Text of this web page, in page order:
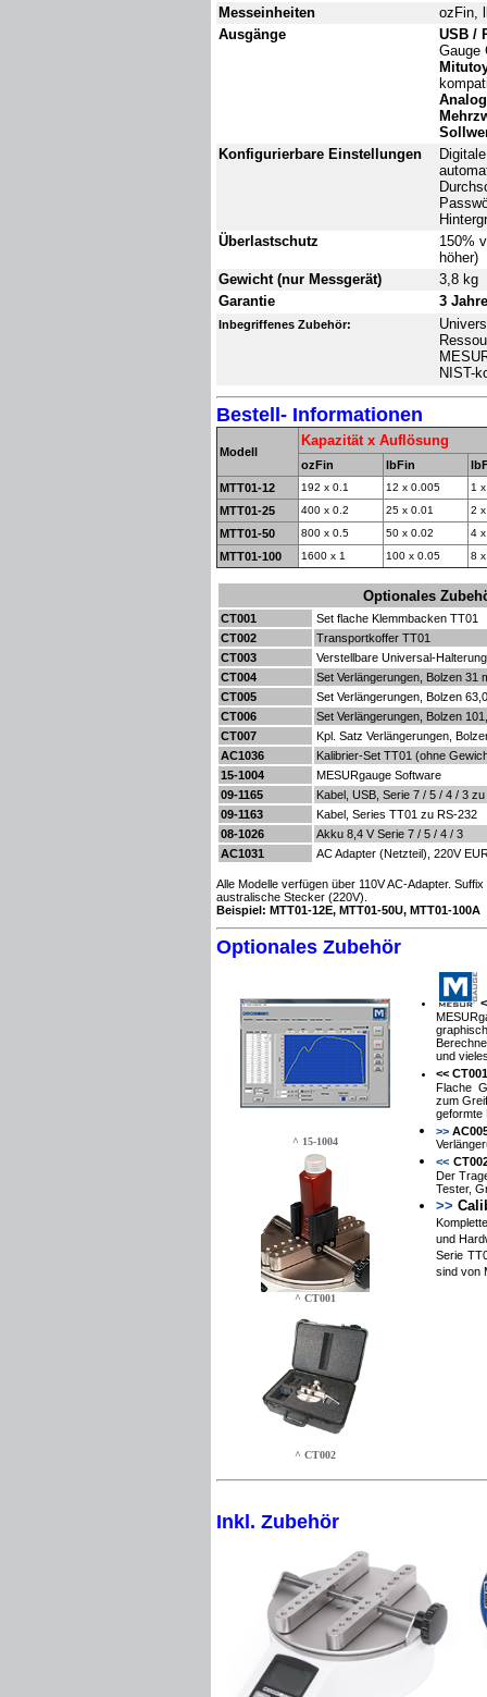
Messeinheiten
ozFin,
Ausgänge
USB /
Gauge
Konfigurierbare Einstellungen
Überlastschutz
150%
höher)
Gewicht (nur Messgerät)
3,8 kg
Garantie
3 Jahre
Inbegriffenes Zubehör:
NIST-
Bestell- Informationen
Modell
Kapazität x Auflösung
ozFin lbFin
MTT01-12
192 x 0.1 12 x 0.005 1
MTT01-25 400 x 0.2 25 x 0.01 2
MTT01-50 800 x 0.5 50 x 0.02 4
MTT01-100 1600 x 1 100 x 0.05 8
Optionales
CT001
Set flache Klemmbacken TT01
CT002
Transportkoffer TT01
CT003
Verstellbare Universal-
CT004
Set Verlängerungen, Bolzen 31
CT005
Set Verlängerungen, Bolzen
CT006
Set Verlängerungen, Bolzen
CT007
Kpl. Satz Verlängerungen,
AC1036
Kalibrier-Set TT01 (ohne
15-1004
MESURgauge Software
09-1165
Kabel, USB, Serie 7 / 5 / 4 / 3 zu
09-1163
Kabel, Series TT01 zu RS-232
08-1026
Akku 8,4 V Serie 7 / 5 / 4 / 3
AC1031
AC Adapter (Netzteil), 220V
Alle Modelle verfügen über 110V AC-Adapter. Suffix
australische Stecker (220V).
Beispiel: MTT01-12E, MTT01-50U, MTT01-100A
Optionales Zubehör
^ 15-1004
^ CT001
^ CT002
und
<<
Flache
zum
geformte
>>
<<
Der
Tester,
>>
und
Serie
sind von
Inkl. Zubehör